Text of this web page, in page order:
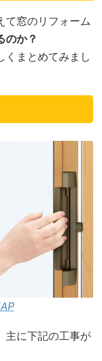
て窓のリフォーム
のか？
くまとめてみまし
主に下記の工事が